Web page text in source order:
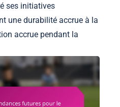
ses initiatives
une durabilité accrue à la
accrue pendant la